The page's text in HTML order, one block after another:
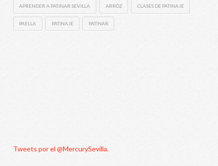
APRENDER A PATINAR SEVILLA ARRÓZ CLASES DE PATINAJE
PAELLA PATINAJE PATINAR
Tweets por el @MercurySevilla.